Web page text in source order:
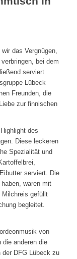
das Vergnügen,
bei dem
serviert
Lübeck
Freunden, die
zur finnischen
des
Diese leckeren
Spezialität und
serviert. Die
waren mit
Milchreis gefüllt
begleitet.
von
die anderen die
DFG Lübeck zu